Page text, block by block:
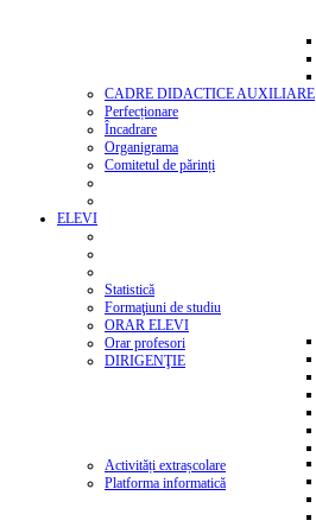
CADRE DIDACTICE AUXILIARE
Perfecționare
Încadrare
Organigrama
Comitetul de părinți
ELEVI
Statistică
Formaţiuni de studiu
ORAR ELEVI
Orar profesori
DIRIGENŢIE
Activități extrașcolare
Platforma informatică